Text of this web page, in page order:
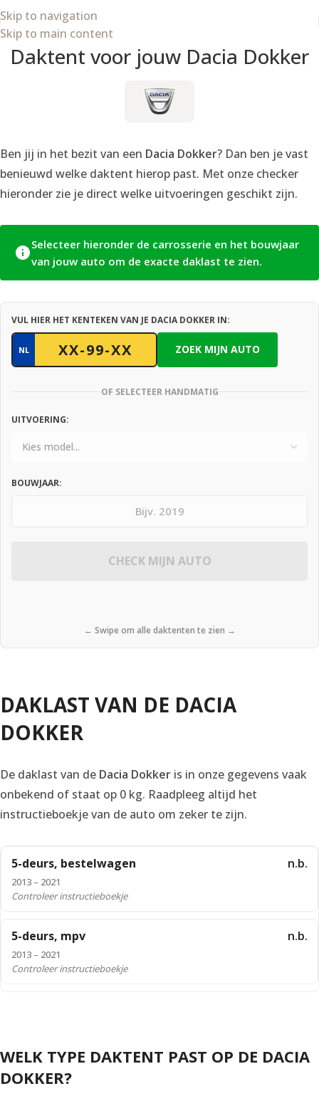
Skip to navigation
Skip to main content
Daktent voor jouw Dacia Dokker
Ben jij in het bezit van een Dacia Dokker? Dan ben je vast
benieuwd welke daktent hierop past. Met onze checker
hieronder zie je direct welke uitvoeringen geschikt zijn.
Selecteer hieronder de carrosserie en het bouwjaar
van jouw auto om de exacte daklast te zien.
VUL HIER HET KENTEKEN VAN JE DACIA DOKKER IN:
NL ZOEK MIJN AUTO
OF SELECTEER HANDMATIG
UITVOERING:
BOUWJAAR:
CHECK MIJN AUTO
← Swipe om alle daktenten te zien →
DAKLAST VAN DE DACIA
DOKKER
De daklast van de Dacia Dokker is in onze gegevens vaak
onbekend of staat op 0 kg. Raadpleeg altijd het
instructieboekje van de auto om zeker te zijn.
5-deurs, bestelwagen
2013 – 2021
n.b.
Controleer instructieboekje
5-deurs, mpv
2013 – 2021
n.b.
Controleer instructieboekje
WELK TYPE DAKTENT PAST OP DE DACIA
DOKKER?